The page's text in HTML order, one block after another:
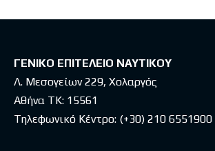
ΓΕΝΙΚΟ ΕΠΙΤΕΛΕΙΟ ΝΑΥΤΙΚΟΥ
Λ. Μεσογείων 229, Χολαργός
Αθήνα ΤΚ: 15561
Τηλεφωνικό Κέντρο: (+30) 210 6551900